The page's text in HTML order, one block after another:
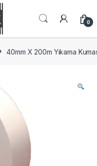
0
40mm X 200m Yıkama